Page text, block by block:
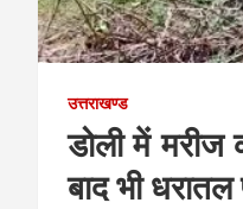
उत्तराखण्ड
डोली में मरीज
बाद भी धरातल